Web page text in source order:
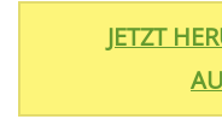
JETZT